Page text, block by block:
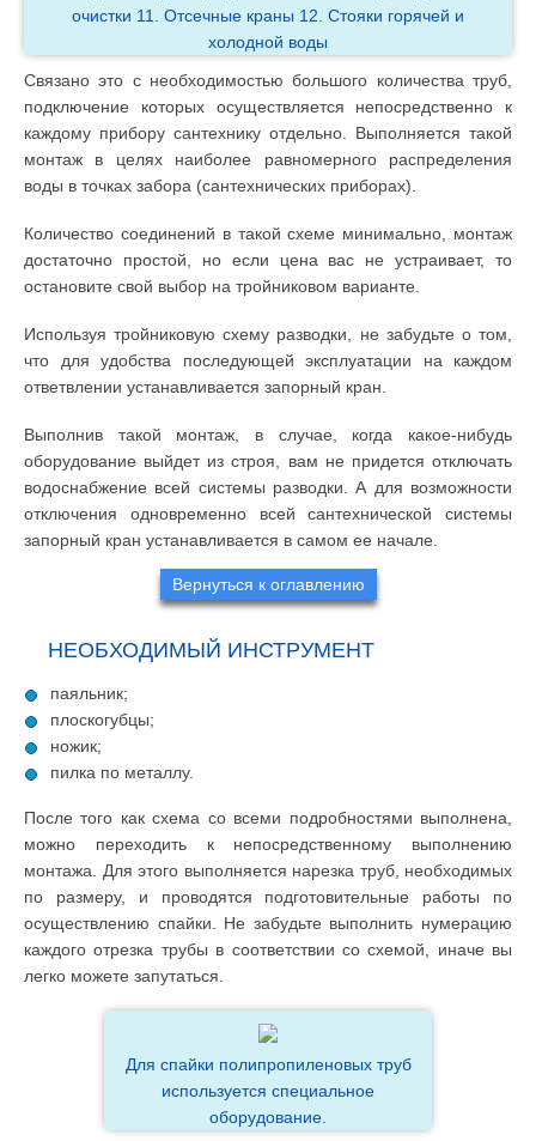
очистки 11. Отсечные краны 12. Стояки горячей и
холодной воды
Связано это с необходимостью большого количества труб,
подключение которых осуществляется непосредственно к
каждому прибору сантехнику отдельно. Выполняется такой
монтаж в целях наиболее равномерного распределения
воды в точках забора (сантехнических приборах).
Количество соединений в такой схеме минимально, монтаж
достаточно простой, но если цена вас не устраивает, то
остановите свой выбор на тройниковом варианте.
Используя тройниковую схему разводки, не забудьте о том,
что для удобства последующей эксплуатации на каждом
ответвлении устанавливается запорный кран.
Выполнив такой монтаж, в случае, когда какое-нибудь
оборудование выйдет из строя, вам не придется отключать
водоснабжение всей системы разводки. А для возможности
отключения одновременно всей сантехнической системы
запорный кран устанавливается в самом ее начале.
Вернуться к оглавлению
НЕОБХОДИМЫЙ ИНСТРУМЕНТ
паяльник;
плоскогубцы;
ножик;
пилка по металлу.
После того как схема со всеми подробностями выполнена,
можно переходить к непосредственному выполнению
монтажа. Для этого выполняется нарезка труб, необходимых
по размеру, и проводятся подготовительные работы по
осуществлению спайки. Не забудьте выполнить нумерацию
каждого отрезка трубы в соответствии со схемой, иначе вы
легко можете запутаться.
Для спайки полипропиленовых труб
используется специальное
оборудование.